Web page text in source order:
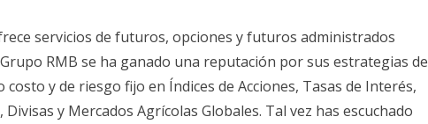
servicios de futuros, opciones y futuros administrados
Grupo RMB se ha ganado una reputación por sus estrategias de
costo y de riesgo fijo en Índices de Acciones, Tasas de Interés,
y Mercados Agrícolas Globales. Tal vez has escuchado